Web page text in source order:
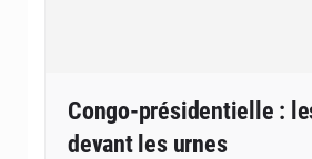
Congo-présidentielle :
devant les urnes